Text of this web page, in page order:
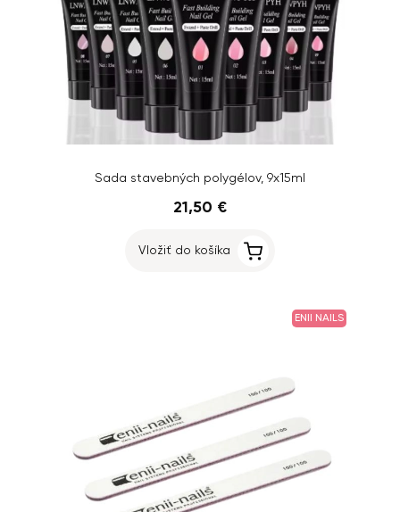
Sada stavebných polygélov, 9x15ml
21,50 €
Vložiť do košíka
ENII NAILS